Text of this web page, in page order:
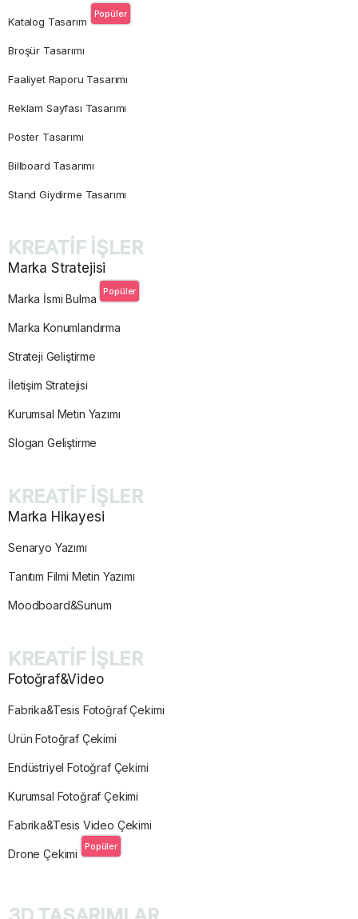
Katalog Tasarım
Popüler
Broşür Tasarımı
Faaliyet Raporu Tasarımı
Reklam Sayfası Tasarımı
Poster Tasarımı
Billboard Tasarımı
Stand Giydirme Tasarımı
KREATİF İŞLER
Marka Stratejisi
Marka İsmi Bulma
Popüler
Marka Konumlandırma
Strateji Geliştirme
İletişim Stratejisi
Kurumsal Metin Yazımı
Slogan Geliştirme
KREATİF İŞLER
Marka Hikayesi
Senaryo Yazımı
Tanıtım Filmi Metin Yazımı
Moodboard&Sunum
KREATİF İŞLER
Fotoğraf&Video
Fabrika&Tesis Fotoğraf Çekimi
Ürün Fotoğraf Çekimi
Endüstriyel Fotoğraf Çekimi
Kurumsal Fotoğraf Çekimi
Fabrika&Tesis Video Çekimi
Drone Çekimi
Popüler